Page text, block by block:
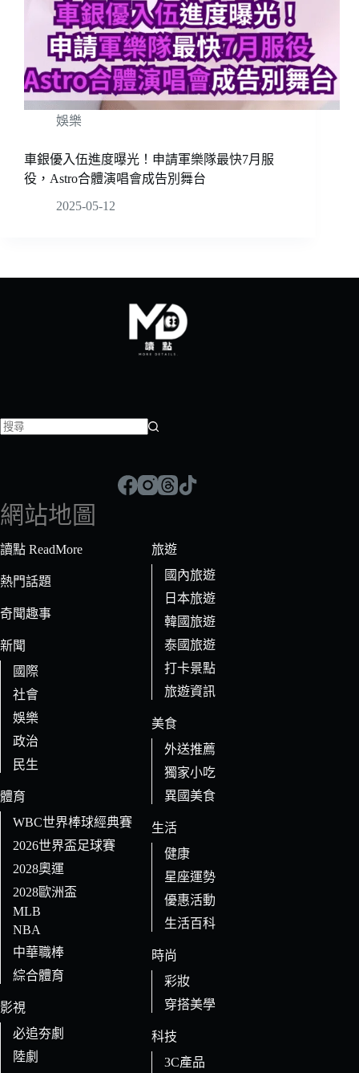
娛樂
車銀優入伍進度曝光！申請軍樂隊最快7月服
役，Astro合體演唱會成告別舞台
2025-05-12
符
合
條
的
果
網站地圖
讀點 ReadMore
熱門話題
奇聞趣事
新聞
國際
社會
娛樂
政治
民生
體育
WBC世界棒球經典賽
2026世界盃足球賽
2028奧運
2028歐洲盃
MLB
NBA
中華職棒
綜合體育
影視
必追夯劇
陸劇
旅遊
國內旅遊
日本旅遊
韓國旅遊
泰國旅遊
打卡景點
旅遊資訊
美食
外送推薦
獨家小吃
異國美食
生活
健康
星座運勢
優惠活動
生活百科
時尚
彩妝
穿搭美學
科技
3C產品